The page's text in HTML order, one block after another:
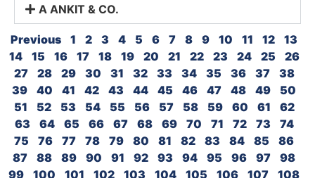
A ANKIT & CO.
Previous 1 2 3 4 5 6 7 8 9 10 11 12
13
14
15 16 17 18 19 20 21 22 23 24 25
26
27
28 29 30 31 32 33 34 35 36 37
38
39
40 41 42 43 44 45 46 47 48 49
50
51
52 53 54 55 56 57 58 59 60 61
62
63
64 65 66 67 68 69 70 71 72 73
74
75
76 77 78 79 80 81 82 83 84 85
86
87
88 89 90 91 92 93 94 95 96 97
98
99
100 101 102 103 104 105 106 107
108